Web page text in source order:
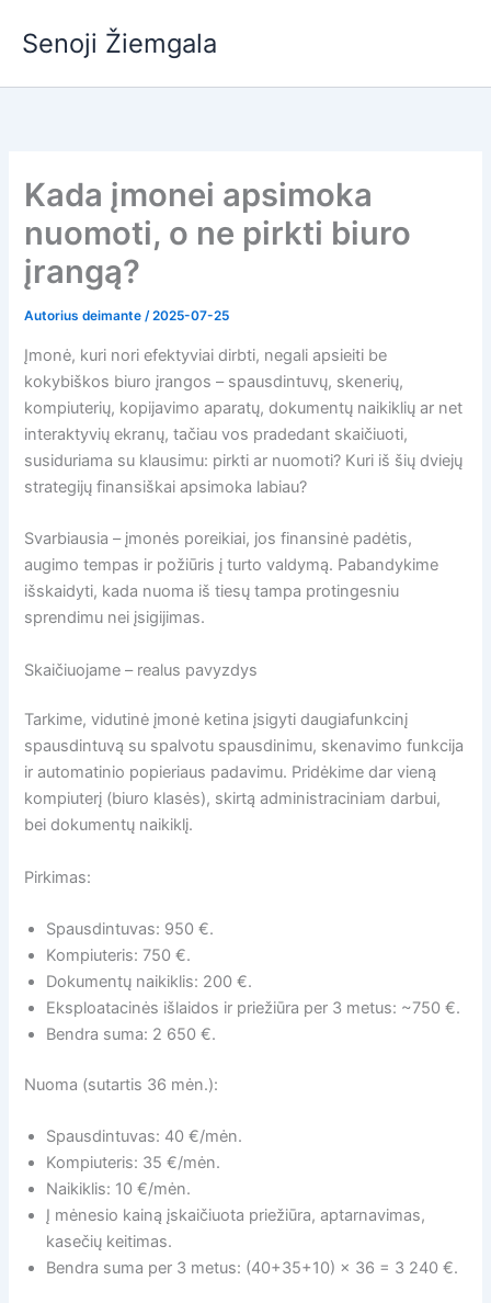
prieSenoji Žiemgala
Kada įmonei apsimoka
nuomoti, o ne pirkti biuro
įrangą?
Autorius deimante/2025-07-25
Įmonė, kuri nori efektyviai dirbti, negali apsieiti be
kokybiškos biuro įrangos – spausdintuvų, skenerių,
kompiuterių, kopijavimo aparatų, dokumentų naikiklių ar net
interaktyvių ekranų, tačiau vos pradedant skaičiuoti,
susiduriama su klausimu: pirkti ar nuomoti? Kuri iš šių dviejų
strategijų finansiškai apsimoka labiau?
Svarbiausia – įmonės poreikiai, jos finansinė padėtis,
augimo tempas ir požiūris į turto valdymą. Pabandykime
išskaidyti, kada nuoma iš tiesų tampa protingesniu
sprendimu nei įsigijimas.
Skaičiuojame – realus pavyzdys
Tarkime, vidutinė įmonė ketina įsigyti daugiafunkcinį
spausdintuvą su spalvotu spausdinimu, skenavimo funkcija
ir automatinio popieriaus padavimu. Pridėkime dar vieną
kompiuterį (biuro klasės), skirtą administraciniam darbui,
bei dokumentų naikiklį.
Pirkimas:
Spausdintuvas: 950 €.
Kompiuteris: 750 €.
Dokumentų naikiklis: 200 €.
Eksploatacinės išlaidos ir priežiūra per 3 metus: ~750 €.
Bendra suma: 2 650 €.
Nuoma (sutartis 36 mėn.):
Spausdintuvas: 40 €/mėn.
Kompiuteris: 35 €/mėn.
Naikiklis: 10 €/mėn.
Į mėnesio kainą įskaičiuota priežiūra, aptarnavimas,
kasečių keitimas.
Bendra suma per 3 metus: (40+35+10) × 36 = 3 240 €.